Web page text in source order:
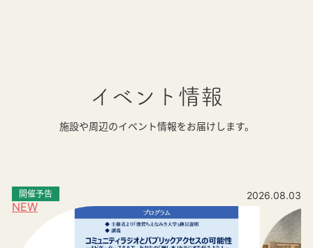
イベント情報
施設や周辺のイベント情報をお届けします。
NEW
開催予告 2026.08.03